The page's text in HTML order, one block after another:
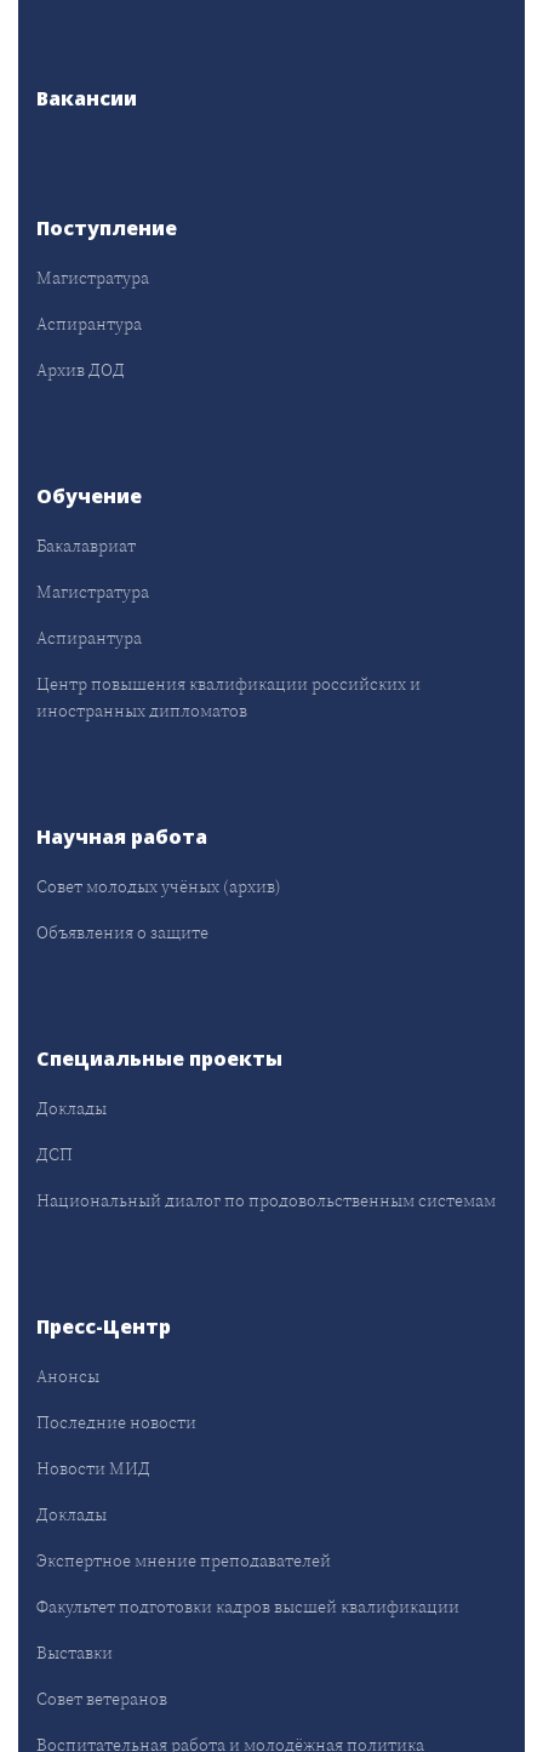
Вакансии
Поступление
Магистратура
Аспирантура
Архив ДОД
Обучение
Бакалавриат
Магистратура
Аспирантура
Центр повышения квалификации российских и
иностранных дипломатов
Научная работа
Совет молодых учёных (архив)
Объявления о защите
Специальные проекты
Доклады
ДСП
Национальный диалог по продовольственным системам
Пресс-Центр
Анонсы
Последние новости
Новости МИД
Доклады
Экспертное мнение преподавателей
Факультет подготовки кадров высшей квалификации
Выставки
Совет ветеранов
Воспитательная работа и молодёжная политика